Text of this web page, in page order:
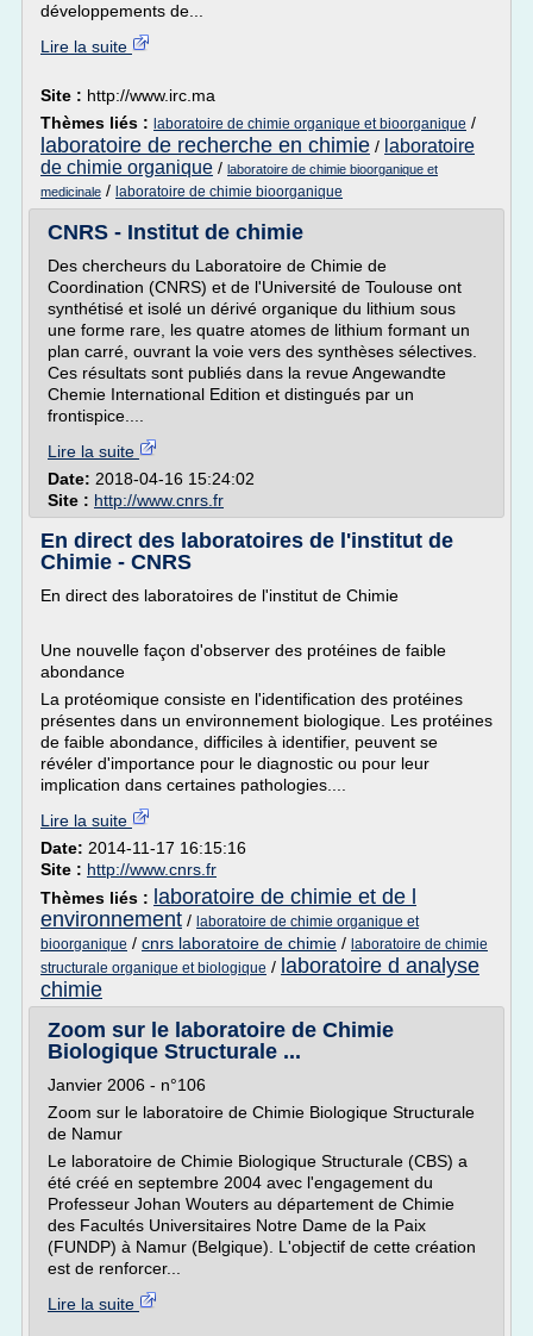
développements de...
Lire la suite
Site : http://www.irc.ma
Thèmes liés : laboratoire de chimie organique et bioorganique /
laboratoire de recherche en chimie / laboratoire
de chimie organique / laboratoire de chimie bioorganique et
medicinale / laboratoire de chimie bioorganique
CNRS - Institut de chimie
Des chercheurs du Laboratoire de Chimie de
Coordination (CNRS) et de l'Université de Toulouse ont
synthétisé et isolé un dérivé organique du lithium sous
une forme rare, les quatre atomes de lithium formant un
plan carré, ouvrant la voie vers des synthèses sélectives.
Ces résultats sont publiés dans la revue Angewandte
Chemie International Edition et distingués par un
frontispice....
Lire la suite
Date: 2018-04-16 15:24:02
Site : http://www.cnrs.fr
En direct des laboratoires de l'institut de
Chimie - CNRS
En direct des laboratoires de l'institut de Chimie
Une nouvelle façon d'observer des protéines de faible
abondance
La protéomique consiste en l'identification des protéines
présentes dans un environnement biologique. Les protéines
de faible abondance, difficiles à identifier, peuvent se
révéler d'importance pour le diagnostic ou pour leur
implication dans certaines pathologies....
Lire la suite
Date: 2014-11-17 16:15:16
Site : http://www.cnrs.fr
Thèmes liés : laboratoire de chimie et de l
environnement / laboratoire de chimie organique et
bioorganique / cnrs laboratoire de chimie / laboratoire de chimie
structurale organique et biologique / laboratoire d analyse
chimie
Zoom sur le laboratoire de Chimie
Biologique Structurale ...
Janvier 2006 - n°106
Zoom sur le laboratoire de Chimie Biologique Structurale
de Namur
Le laboratoire de Chimie Biologique Structurale (CBS) a
été créé en septembre 2004 avec l'engagement du
Professeur Johan Wouters au département de Chimie
des Facultés Universitaires Notre Dame de la Paix
(FUNDP) à Namur (Belgique). L'objectif de cette création
est de renforcer...
Lire la suite